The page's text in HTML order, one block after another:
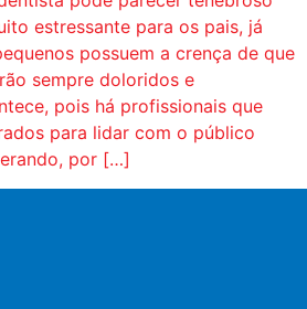
estressante para os pais, já
possuem a crença de que
sempre doloridos e
pois há profissionais que
para lidar com o público
por […]